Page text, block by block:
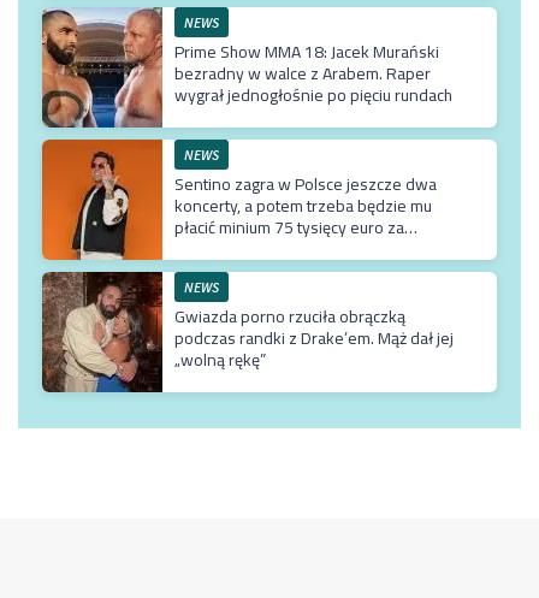
NEWS
Prime Show MMA 18: Jacek Murański
bezradny w walce z Arabem. Raper
wygrał jednogłośnie po pięciu rundach
NEWS
Sentino zagra w Polsce jeszcze dwa
koncerty, a potem trzeba będzie mu
płacić minium 75 tysięcy euro za
NEWS
Gwiazda porno rzuciła obrączką
podczas randki z Drake’em. Mąż dał jej
„wolną rękę”